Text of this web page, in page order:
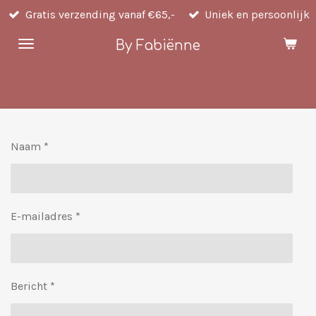
Ga
naar
By Fabiënne
Gratis verzending vanaf €65,- Uniek en persoonlijk
Naam *
E-mailadres *
Bericht *